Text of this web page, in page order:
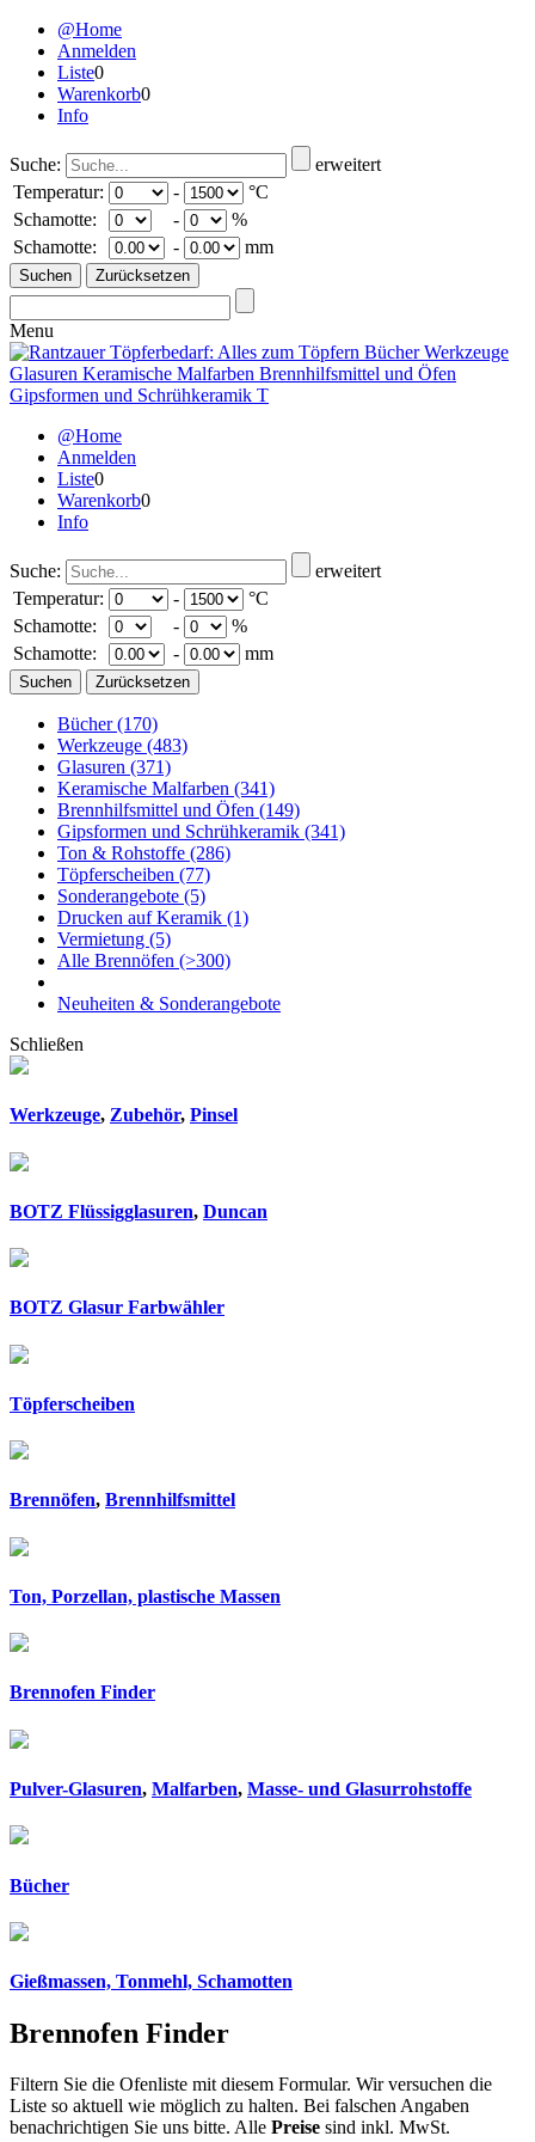
@Home
Anmelden
Liste0
Warenkorb0
Info
Suche:
erweitert
Temperatur:
-
°C
Schamotte:
-
%
Schamotte:
- mm
Menu
@Home
Anmelden
Liste0
Warenkorb0
Info
Suche:
erweitert
Temperatur:
-
°C
Schamotte:
-
%
Schamotte:
- mm
Bücher(170)
Werkzeuge (483)
Glasuren (371)
Keramische Malfarben (341)
Brennhilfsmittel und Öfen (149)
Gipsformen und Schrühkeramik (341)
Ton & Rohstoffe (286)
Töpferscheiben (77)
Sonderangebote (5)
Drucken auf Keramik (1)
Vermietung (5)
Alle Brennöfen (>300)
Neuheiten & Sonderangebote
Schließen
Werkzeuge, Zubehör, Pinsel
BOTZ Flüssigglasuren, Duncan
BOTZ Glasur Farbwähler
Töpferscheiben
Brennöfen, Brennhilfsmittel
Ton, Porzellan, plastische Massen
Brennofen Finder
Pulver-Glasuren, Malfarben, Masse- und Glasurrohstoffe
Bücher
Gießmassen, Tonmehl, Schamotten
Brennofen Finder
Filtern Sie die Ofenliste mit diesem Formular. Wir versuchen die
Liste so aktuell wie möglich zu halten. Bei falschen Angaben
benachrichtigen Sie uns bitte. Alle Preise sind inkl. MwSt.